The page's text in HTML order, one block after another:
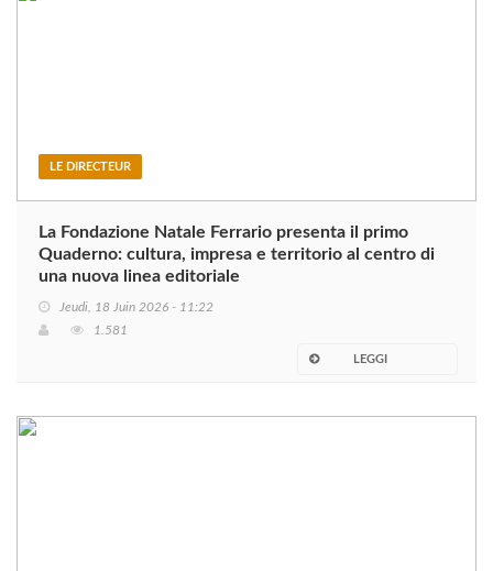
LE DIRECTEUR
La Fondazione Natale Ferrario presenta il primo
Quaderno: cultura, impresa e territorio al centro di
una nuova linea editoriale
Jeudi, 18 Juin 2026 - 11:22
1.581
LEGGI